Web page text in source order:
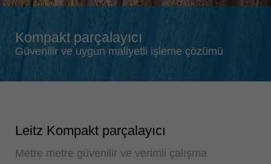
Singapore
Slovenija
slovenski
türkçe
Kompakt parçalayıcı
Güvenilir ve uygun maliyetli işleme çözümü
Leitz Kompakt parçalayıcı
Metre metre güvenilir ve verimli çalışma